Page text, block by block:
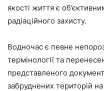
якості життя є
радіаційного захисту.
Водночас є певне
термінології та
представленого
забруднених територій